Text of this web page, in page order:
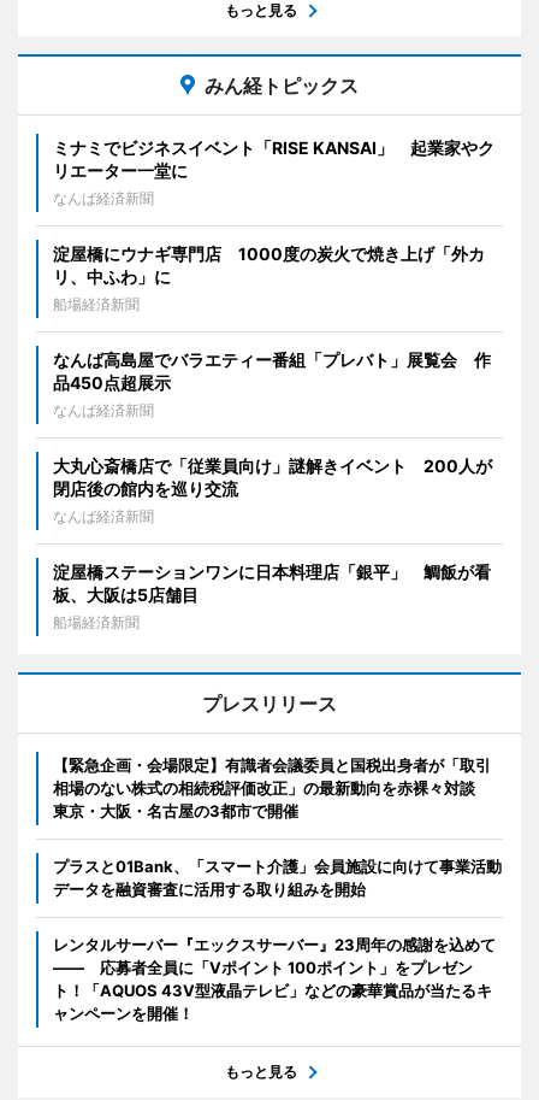
もっと見る
みん経トピックス
ミナミでビジネスイベント「RISE KANSAI」 起業家やク
リエーター一堂に
なんば経済新聞
淀屋橋にウナギ専門店 1000度の炭火で焼き上げ「外カ
リ、中ふわ」に
船場経済新聞
なんば高島屋でバラエティー番組「プレバト」展覧会 作
品450点超展示
なんば経済新聞
大丸心斎橋店で「従業員向け」謎解きイベント 200人が
閉店後の館内を巡り交流
なんば経済新聞
淀屋橋ステーションワンに日本料理店「銀平」 鯛飯が看
板、大阪は5店舗目
船場経済新聞
プレスリリース
【緊急企画・会場限定】有識者会議委員と国税出身者が「取引
相場のない株式の相続税評価改正」の最新動向を赤裸々対談
東京・大阪・名古屋の3都市で開催
プラスと01Bank、「スマート介護」会員施設に向けて事業活動
データを融資審査に活用する取り組みを開始
レンタルサーバー『エックスサーバー』23周年の感謝を込めて
―― 応募者全員に「Vポイント 100ポイント」をプレゼン
ト！「AQUOS 43V型液晶テレビ」などの豪華賞品が当たるキ
ャンペーンを開催！
もっと見る